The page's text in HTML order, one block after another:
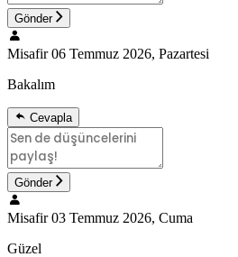
Gönder
Misafir 06 Temmuz 2026, Pazartesi
Bakalım
Cevapla
Gönder
Misafir 03 Temmuz 2026, Cuma
Güzel